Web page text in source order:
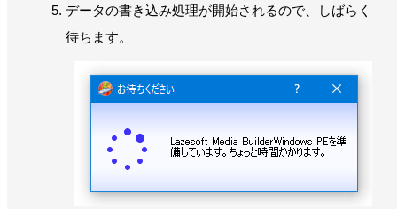
データの書き込み処理が開始されるので、しばらく
待ちます。